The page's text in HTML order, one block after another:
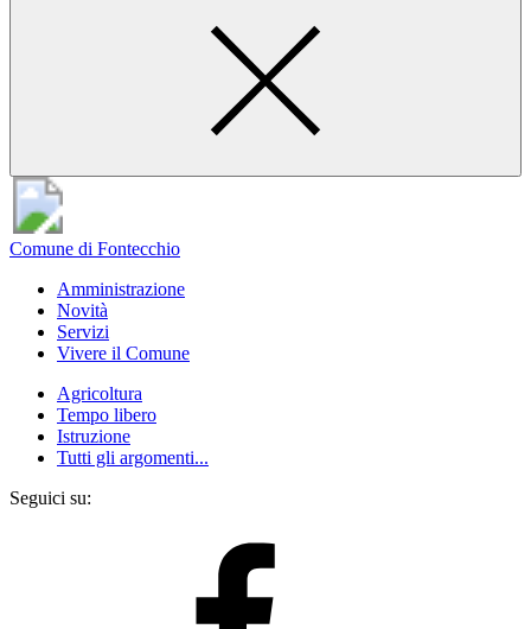
Comune di Fontecchio
Amministrazione
Novità
Servizi
Vivere il Comune
Agricoltura
Tempo libero
Istruzione
Tutti gli argomenti...
Seguici su: